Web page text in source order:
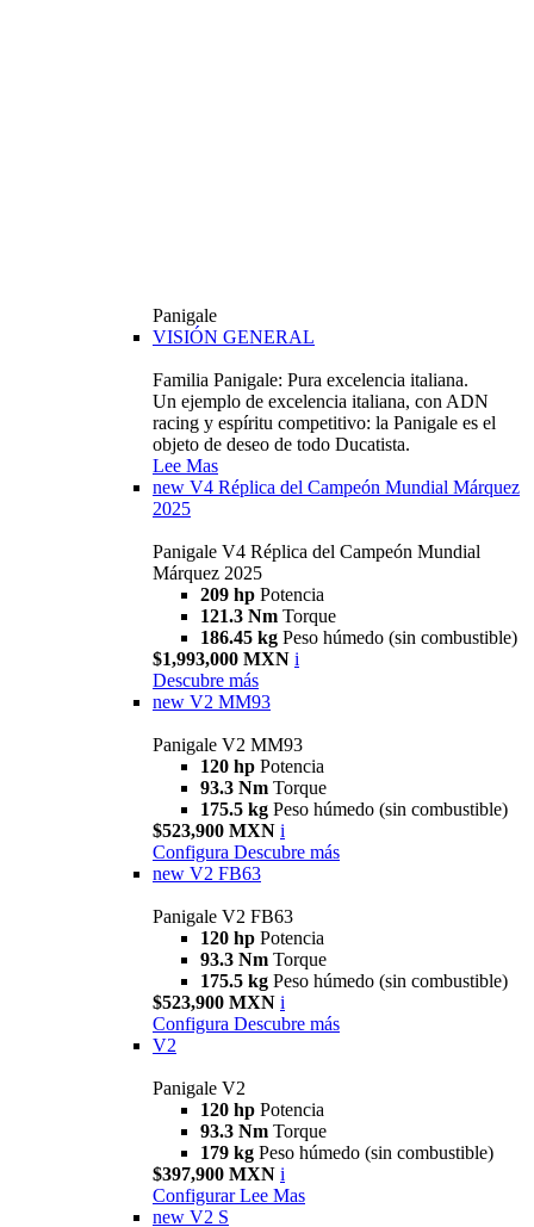
Panigale
VISIÓN GENERAL
Familia Panigale: Pura excelencia italiana.
Un ejemplo de excelencia italiana, con ADN
racing y espíritu competitivo: la Panigale es el
objeto de deseo de todo Ducatista.
Lee Mas
new V4 Réplica del Campeón Mundial Márquez
2025
Panigale V4 Réplica del Campeón Mundial
Márquez 2025
209 hp Potencia
121.3 Nm Torque
186.45 kg Peso húmedo (sin combustible)
$1,993,000 MXN i
Descubre más
new V2 MM93
Panigale V2 MM93
120 hp Potencia
93.3 Nm Torque
175.5 kg Peso húmedo (sin combustible)
$523,900 MXN i
Configura Descubre más
new V2 FB63
Panigale V2 FB63
120 hp Potencia
93.3 Nm Torque
175.5 kg Peso húmedo (sin combustible)
$523,900 MXN i
Configura Descubre más
V2
Panigale V2
120 hp Potencia
93.3 Nm Torque
179 kg Peso húmedo (sin combustible)
$397,900 MXN i
Configurar Lee Mas
new V2 S